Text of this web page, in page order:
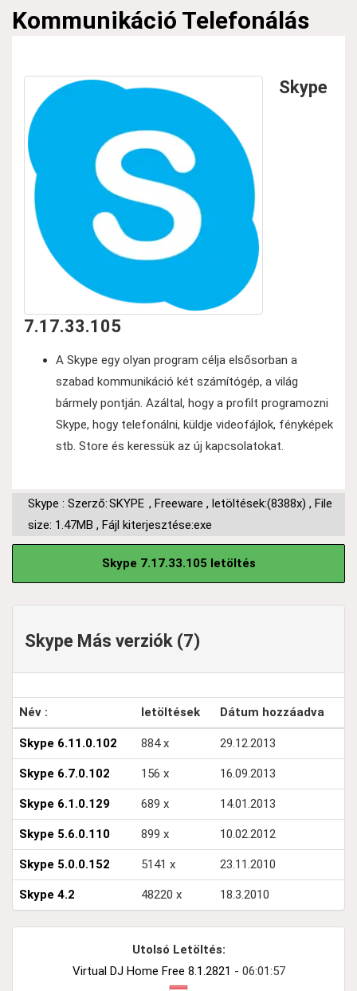
Kommunikáció Telefonálás
Skype
7.17.33.105
A Skype egy olyan program célja elsősorban a
szabad kommunikáció két számítógép, a világ
bármely pontján. Azáltal, hogy a profilt programozni
Skype, hogy telefonálni, küldje videofájlok, fényképek
stb. Store és keressük az új kapcsolatokat.
Skype : Szerző:SKYPE , Freeware , letöltések:(8388x) , File
size: 1.47MB , Fájl kiterjesztése:exe
Skype 7.17.33.105 letöltés
Skype Más verziók (7)
Név : letöltések Dátum hozzáadva
Skype 6.11.0.102 884 x 29.12.2013
Skype 6.7.0.102 156 x 16.09.2013
Skype 6.1.0.129 689 x 14.01.2013
Skype 5.6.0.110 899 x 10.02.2012
Skype 5.0.0.152 5141 x 23.11.2010
Skype 4.2 48220 x 18.3.2010
Utolsó Letöltés:
Virtual DJ Home Free 8.1.2821 - 06:01:57